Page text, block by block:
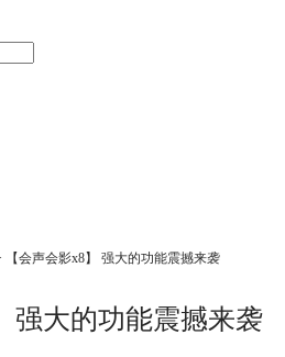
【会声会影x8】 强大的功能震撼来袭
强大的功能震撼来袭